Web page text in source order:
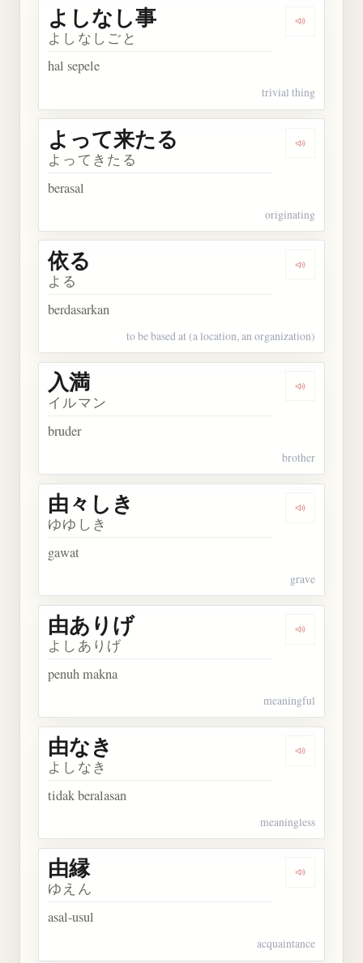
Dengarkan
よしなし事
よしなしごと
hal sepele
trivial thing
Dengarkan
よって来たる
よってきたる
berasal
originating
Dengarkan
依る
よる
berdasarkan
to be based at (a location, an organization)
Dengarkan
入満
イルマン
bruder
brother
Dengarkan
由々しき
ゆゆしき
gawat
grave
Dengarkan
由ありげ
よしありげ
penuh makna
meaningful
Dengarkan
由なき
よしなき
tidak beralasan
meaningless
Dengarkan
由縁
ゆえん
asal-usul
acquaintance